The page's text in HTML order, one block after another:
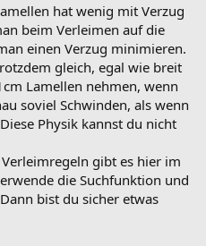
hat wenig mit Verzug
beim Verleimen auf die
einen Verzug minimieren.
gleich, egal wie breit
Lamellen nehmen, wenn
soviel Schwinden, als wenn
Physik kannst du nicht
gibt es hier im
die Suchfunktion und
bist du sicher etwas